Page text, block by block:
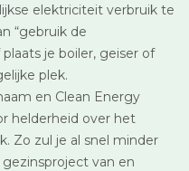
elektriciteit verbruik te
“gebruik de
je boiler, geiser of
plek.
en Clean Energy
helderheid over het
Zo zul je al snel minder
van en